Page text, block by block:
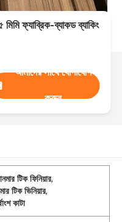
মিমি ফ্যাব্রিক-ব্যাকড ব্যাকিং
আমাদের সাথে যোগাযোগ
করুন
টিক ফিনিয়ার,
টিক ভিনিয়ার,
কাটা